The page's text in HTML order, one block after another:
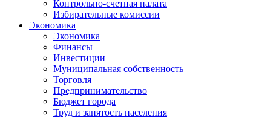
Контрольно-счетная палата
Избирательные комиссии
Экономика
Экономика
Финансы
Инвестиции
Муниципальная собственность
Торговля
Предпринимательство
Бюджет города
Труд и занятость населения